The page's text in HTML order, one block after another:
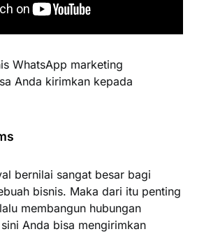
WhatsApp marketing
Anda kirimkan kepada
bernilai sangat besar bagi
bisnis. Maka dari itu penting
membangun hubungan
Anda bisa mengirimkan